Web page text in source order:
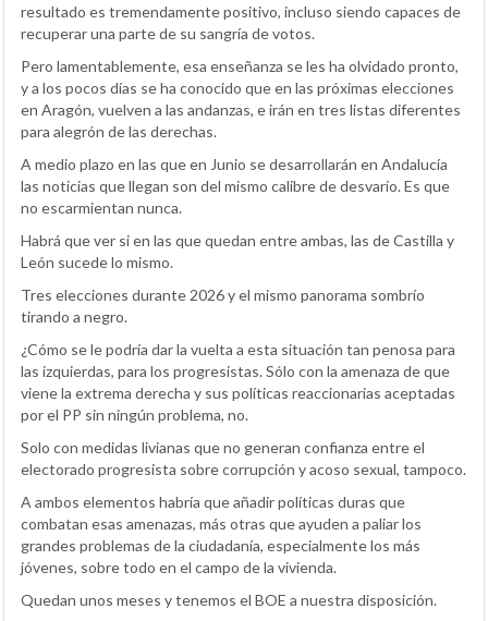
resultado es tremendamente positivo, incluso siendo capaces de
recuperar una parte de su sangría de votos.
Pero lamentablemente, esa enseñanza se les ha olvidado pronto,
y a los pocos días se ha conocido que en las próximas elecciones
en Aragón, vuelven a las andanzas, e irán en tres listas diferentes
para alegrón de las derechas.
A medio plazo en las que en Junio se desarrollarán en Andalucía
las noticias que llegan son del mismo calibre de desvarío. Es que
no escarmientan nunca.
Habrá que ver si en las que quedan entre ambas, las de Castilla y
León sucede lo mismo.
Tres elecciones durante 2026 y el mismo panorama sombrío
tirando a negro.
¿Cómo se le podría dar la vuelta a esta situación tan penosa para
las izquierdas, para los progresistas. Sólo con la amenaza de que
viene la extrema derecha y sus políticas reaccionarias aceptadas
por el PP sin ningún problema, no.
Solo con medidas livianas que no generan confianza entre el
electorado progresista sobre corrupción y acoso sexual, tampoco.
A ambos elementos habría que añadir políticas duras que
combatan esas amenazas, más otras que ayuden a paliar los
grandes problemas de la ciudadanía, especialmente los más
jóvenes, sobre todo en el campo de la vivienda.
Quedan unos meses y tenemos el BOE a nuestra disposición.